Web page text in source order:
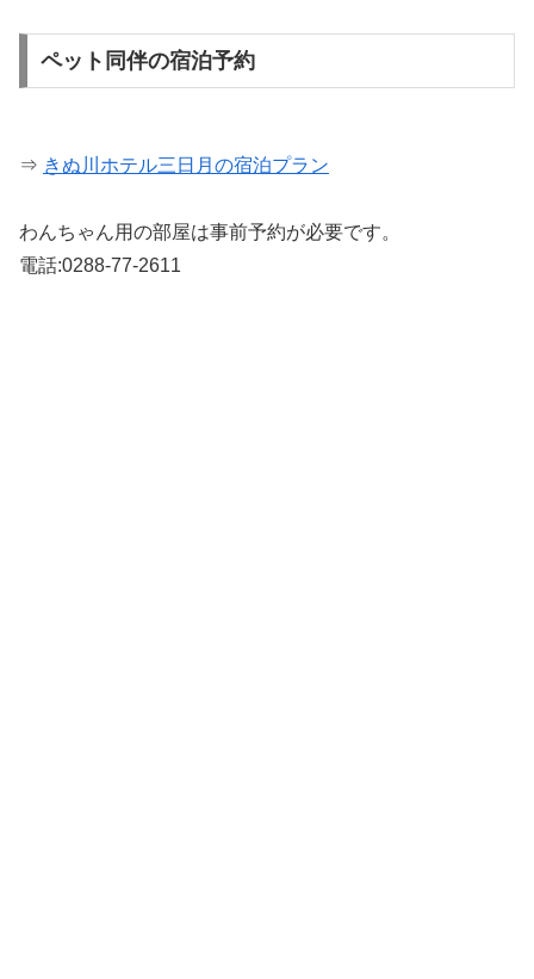
ペット同伴の宿泊予約
⇒ きぬ川ホテル三日月の宿泊プラン
わんちゃん用の部屋は事前予約が必要です。
電話:0288-77-2611